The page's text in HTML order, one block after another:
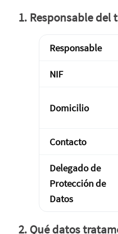
1. Responsable del
Responsable
NIF
Domicilio
Contacto
Delegado de
Protección de
Datos
2. Qué datos